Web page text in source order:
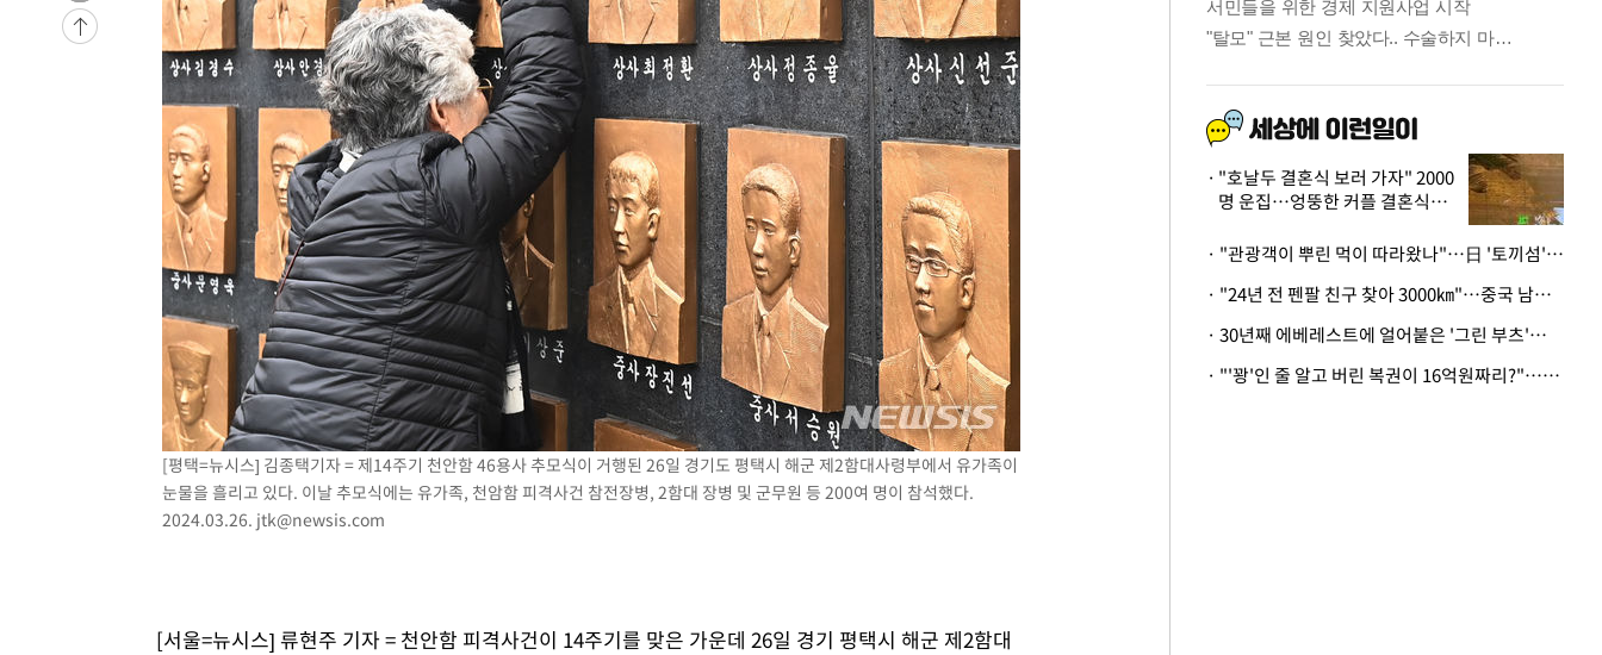
-21313초 전 >
[속보]與 강원·TK 당원투표 합산 김민석 48.54%로 승리…정청래
44.40%
-20647초 전 >
與 강원·TK 당원투표 합산 김민석 46.01%로 승리…정청래
[속보]與전대 권리당원투표…강원·경북 김민석, 대구 정청래 승리
[속보]與 당대표 경선, 경북 권리당원 투표 김민석 47.37%·정청래
[속보]與 당대표 경선, 대구 권리당원 투표 정청래 47.82%·김민석
[속보]與 당대표 경선, 강원 권리당원 투표 김민석 승리…50.30%
"일본축구협회, 대한축구협회 성 접대 의혹 심판 조사"
[속보]장은수, KLPGA 제주삼다수 역전 우승…데뷔 10년 차에 첫
"얼마나 더웠으면"…안동 물길공원서 헤엄친 구렁이 '소동'
손흥민, 68분 뛰고 2경기 침묵…LAFC, 톨루카에 1-0 승리(종합)
'2경기 연속 침묵' 손흥민, 톨루카전 68분만 뛰고 슈팅 0개
이강인, 오늘 서울서 AT마드리드 입단식…'전례 없는 특급대우'
'여긴 20도, 저긴 50도'…열화상 카메라로 본 폭염 저감시설 '온도차'
콜롬비아 신임 우파 대통령 취임 하루만에 차량폭탄 폭발 사건
[평택=뉴시스] 김종택기자 = 제14주기 천안함 46용사 추모식이 거행된 26일 경기도 평택시 해군 제2함대사령부에서 유가족이
눈물을 흘리고 있다. 이날 추모식에는 유가족, 천암함 피격사건 참전장병, 2함대 장병 및 군무원 등 200여 명이 참석했다.
2024.03.26. jtk@newsis.com
[서울=뉴시스] 류현주 기자 = 천안함 피격사건이 14주기를 맞은 가운데 26일 경기 평택시 해군 제2함대
"호날두 결혼식 보러 가자" 2000
명 운집…엉뚱한 커플 결혼식에
· "관광객이 뿌린 먹이 따라왔나"…日 '토끼섬' 멧돼지, 토끼까지 사냥
· "24년 전 펜팔 친구 찾아 3000㎞"…중국 남성 사연에 '뭉클'
· 30년째 에베레스트에 얼어붙은 '그린 부츠'…드디어 가족 품으로
· "'꽝'인 줄 알고 버린 복권이 16억원짜리?"…극적으로 되찾은 사연